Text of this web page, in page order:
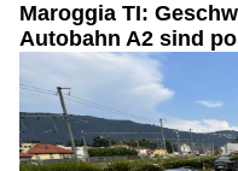
Maroggia TI:
Autobahn A2 sind